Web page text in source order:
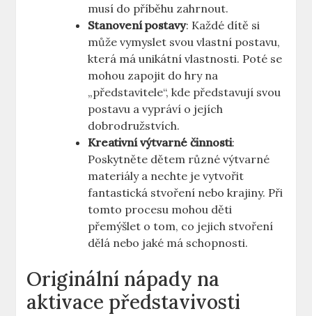
musí do příběhu zahrnout.
Stanovení postavy: Každé dítě si
může vymyslet svou vlastní postavu,
která má unikátní vlastnosti. Poté se
mohou zapojit do hry na
„představitele“, kde‌ představují⁤ svou
postavu a vypráví o jejích
⁢dobrodružstvích.
Kreativní výtvarné činnosti:
Poskytněte dětem různé výtvarné
materiály a nechte je vytvořit
fantastická stvoření nebo krajiny. Při
tomto procesu mohou děti
přemýšlet o tom, ​co jejich stvoření
dělá ‍nebo jaké má schopnosti.
Originální nápady na
aktivace představivosti